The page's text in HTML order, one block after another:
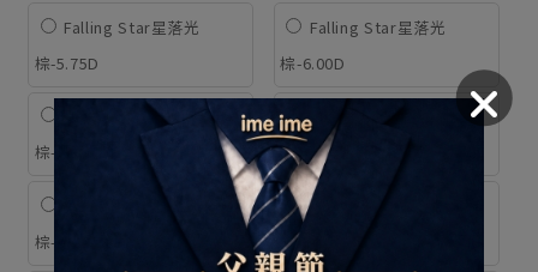
Falling Star星落光
棕-5.75D
Falling Star星落光
棕-6.00D
Falling Star星落光
棕-6.50D
Falling Star星落光
棕-7.00D
Falling Star星落光
棕-7.50D
Falling Star星落光
棕-8.00D